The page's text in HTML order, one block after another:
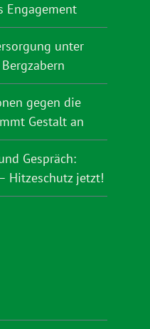
Engagement
unter
gegen die
Gestalt an
Gespräch:
Hitzeschutz jetzt!